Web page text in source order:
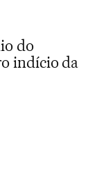
do
indício da